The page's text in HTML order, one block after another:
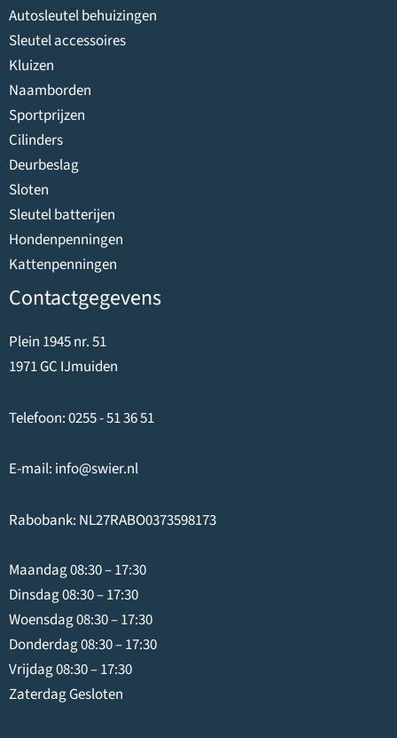
Autosleutel behuizingen
Sleutel accessoires
Kluizen
Naamborden
Sportprijzen
Cilinders
Deurbeslag
Sloten
Sleutel batterijen
Hondenpenningen
Kattenpenningen
Contactgegevens
Plein 1945 nr. 51
1971 GC IJmuiden
Telefoon:0255 - 51 36 51
E-mail: info@swier.nl
Rabobank: NL27RABO0373598173
Maandag 08:30 – 17:30
Dinsdag 08:30 – 17:30
Woensdag 08:30 – 17:30
Donderdag 08:30 – 17:30
Vrijdag 08:30 – 17:30
Zaterdag Gesloten